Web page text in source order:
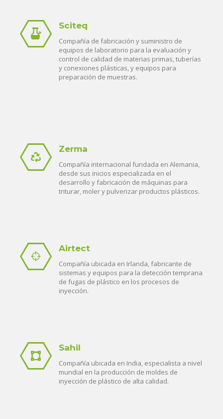
Sciteq
Compañía de fabricación y suministro de
equipos de laboratorio para la evaluación y
control de calidad de materias primas, tuberías
y conexiones plásticas, y equipos para
preparación de muestras.
Zerma
Compañía internacional fundada en Alemania,
desde sus inicios especializada en el
desarrollo y fabricación de máquinas para
triturar, moler y pulverizar productos plásticos.
Airtect
Compañía ubicada en Irlanda, fabricante de
sistemas y equipos para la detección temprana
de fugas de plástico en los procesos de
inyección.
Sahil
Compañía ubicada en India, especialista a nivel
mundial en la producción de moldes de
inyección de plástico de alta calidad.